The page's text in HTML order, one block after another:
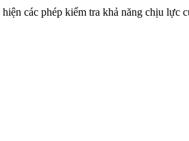
các phép kiểm tra khả năng chịu lực